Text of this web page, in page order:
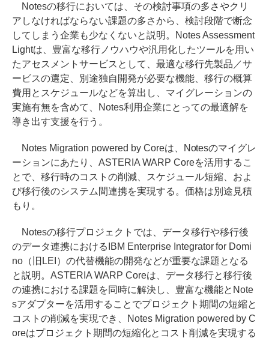
Notesの移行においては、その検討事項の多さやクリ
アしなければならない課題の多さから、検討段階で断念
してしまう企業も少なくないと説明。Notes Assessment
Lightは、豊富な移行ノウハウや汎用化したツールを用い
たアセスメントサービスとして、最適な移行先製品／サ
ービスの選定、別途独自開発が必要な機能、移行の概算
費用とスケジュールなどを算出し、マイグレーションの
実施有無を含めて、Notes利用企業にとっての最適解を
導き出す支援を行う。
Notes Migration powered by Coreは、Notesのマイグレ
ーションにあたり、ASTERIA WARP Coreを活用するこ
とで、移行時のコストの削減、スケジュール短縮、およ
び移行後のシステム間連携を実現する。価格は別途見積
もり。
Notesの移行プロジェクトでは、データ移行や移行後
のデータ連携におけるIBM Enterprise Integrator for Domi
no（旧LEI）の代替機能の開発などが重要な課題となる
と説明。ASTERIA WARP Coreは、データ移行と移行後
の連携における課題を同時に解決し、豊富な機能とNote
sアダプターを活用することでプロジェクト期間の短縮と
コストの削減を実現でき、Notes Migration powered by C
oreはプロジェクト期間の短縮化とコスト削減を実現する